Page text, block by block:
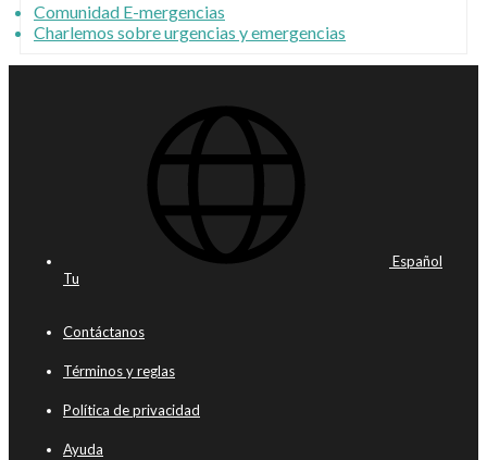
Comunidad E-mergencias
Charlemos sobre urgencias y emergencias
Español
Tu
Contáctanos
Términos y reglas
Política de privacidad
Ayuda